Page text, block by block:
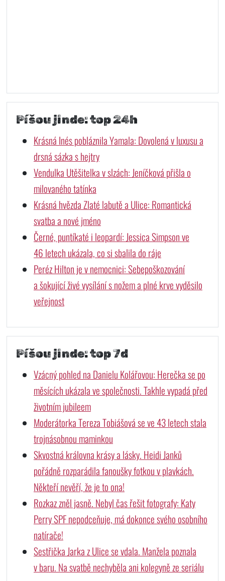
Píšou jinde: top 24h
Krásná Inés pobláznila Yamala: Dovolená v luxusu a
drsná sázka s hejtry
Vendulka Utěšitelka v slzách: Jeníčková přišla o
milovaného tatínka
Krásná hvězda Zlaté labutě a Ulice: Romantická
svatba a nové jméno
Černé, puntíkaté i leopardí: Jessica Simpson ve
46 letech ukázala, co si sbalila do ráje
Peréz Hilton je v nemocnici: Sebepoškozování
a šokující živé vysílání s nožem a plné krve vyděsilo
veřejnost
Píšou jinde: top 7d
Vzácný pohled na Danielu Kolářovou: Herečka se po
měsících ukázala ve společnosti. Takhle vypadá před
životním jubileem
Moderátorka Tereza Tobiášová se ve 43 letech stala
trojnásobnou maminkou
Skvostná královna krásy a lásky. Heidi Janků
pořádně rozparádila fanoušky fotkou v plavkách.
Někteří nevěří, že je to ona!
Rozkaz zněl jasně. Nebyl čas řešit fotografy: Katy
Perry SPF nepodceňuje, má dokonce svého osobního
natírače!
Sestřička Jarka z Ulice se vdala. Manžela poznala
v baru. Na svatbě nechyběla ani kolegyně ze seriálu